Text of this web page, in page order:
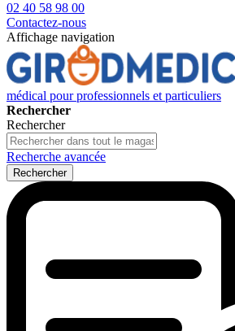
02 40 58 98 00
Contactez-nous
Affichage navigation
médical pour professionnels et particuliers
Rechercher
Rechercher
Recherche avancée
Rechercher